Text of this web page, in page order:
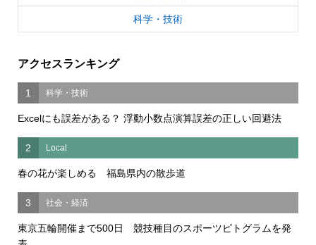
科学・技術
アクセスランキング
1 科学・技術
Excelにも誤差がある？ 浮動小数点演算誤差の正しい回避法
2 Local
春の花が楽しめる 福島県内の散歩道
3 社会・経済
東京五輪開催まで500日 競技種目のスポーツピトグラムを発